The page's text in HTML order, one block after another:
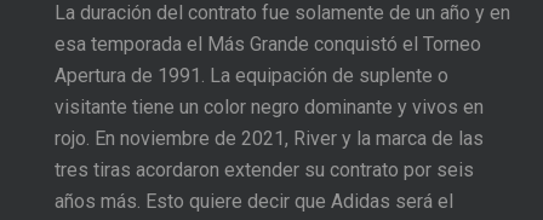
La duración del contrato fue solamente de un año y en
esa temporada el Más Grande conquistó el Torneo
Apertura de 1991. La equipación de suplente o
visitante tiene un color negro dominante y vivos en
rojo. En noviembre de 2021, River y la marca de las
tres tiras acordaron extender su contrato por seis
años más. Esto quiere decir que Adidas será el